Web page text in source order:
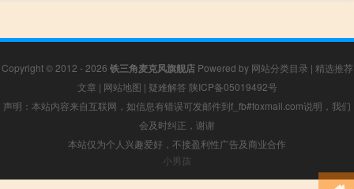
Copyright © 2012 - 2026 铁三角麦克风旗舰店Powered by 网站分类目录 | 精选推荐
文章 | 网站地图 | 疑难解答 陕ICP备05019492号
声明：本站内容来自互联网，如信息有错误可发邮件到f_fb#foxmail.com说明，我们
会及时纠正，谢谢
本站仅为个人兴趣爱好，不接盈利性广告及商业合作
小男孩